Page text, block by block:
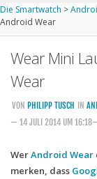
Startseite
Kommende
Handytarife
Die Smartwatch >
Android Wear
Wear Mini
Wear
VON PHILIPP TUSCH IN
— 14 JULI 2014 UM
WerAndroid Wear
merken, dass